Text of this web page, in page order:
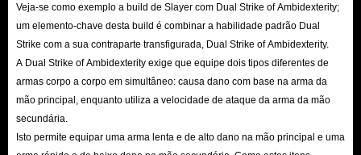
estranhos por todo o Atlas. Ao completares mapas afectados por
*Voidstones*, poderás encontrar Anomalias do Atlas únicas. Estas áreas de
desafio pontuais oferecem recompensas lucrativas. Há muitas destas
anomalias à espera de serem descobertas na versão 3.29!
Seja a planear o seu Quadro de Viagem, a levar ao limite uma nova build
de *Luminary* ou a criar equipamento poderoso para os conjuradores,
Veja-se como exemplo a build de Slayer com Dual Strike of Ambidexterity;
um elemento-chave desta build é combinar a habilidade padrão Dual
Strike com a sua contraparte transfigurada, Dual Strike of Ambidexterity.
A Dual Strike of Ambidexterity exige que equipe dois tipos diferentes de
armas corpo a corpo em simultâneo: causa dano com base na arma da
mão principal, enquanto utiliza a velocidade de ataque da arma da mão
secundária.
Isto permite equipar uma arma lenta e de alto dano na mão principal e uma